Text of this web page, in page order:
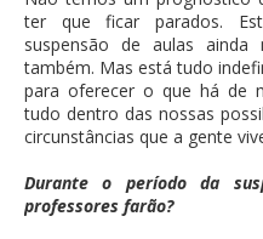
ter que ficar parados.
suspensão de aulas
também. Mas está tudo
para oferecer o que há de
tudo dentro das nossas
circunstâncias que a gente
Durante o período da
professores farão?